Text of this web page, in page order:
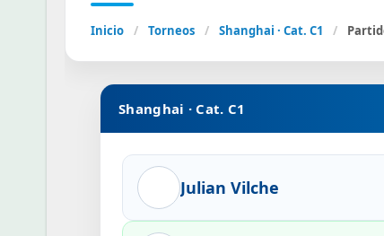
Inicio / Torneos / Shanghai · Cat. C1 /
Shanghai · Cat. C1
Julian Vilche